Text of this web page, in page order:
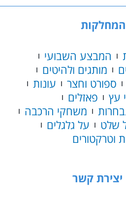
המבצע השבועי
מותגים ולהיטים
ספורט וחצר
עונות
עץ
פאזלים
משחקי הרכבה
שלט
על גלגלים
וטרקטורים
יצירת קשר